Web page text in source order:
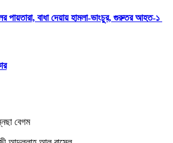
পায়তারা, বাধা দেয়ায় হামলা-ভাংচুর, গুরুতর আহত-১
বেগম